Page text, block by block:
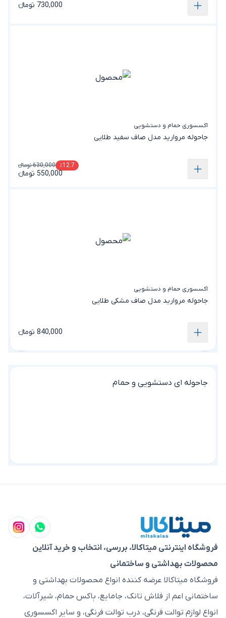
730,000 تومانء
اکسسوری حمام و دستشویی
جاحوله مروارید مدل صاف سفید طلایی
٪12.7 630,000 تومانء
550,000 تومانء
اکسسوری حمام و دستشویی
جاحوله مروارید مدل صاف مشکی طلایی
840,000 تومانء
جاحوله ای دستشویی و حمام
فروشگاه اینترنتی میتاکالا، بررسی، انتخاب و خرید آنلاین
محصولات بهداشتی و ساختمانی
فروشگاه میتاکالا عرضه کننده انواع محصولات بهداشتی و
ساختمانی اعم از فلاش تانک، جامایع، باکس حمام، شیرآلات،
انواع لوازم توالت فرنگی، درب توالت فرنگی، و سایر اکسسوری